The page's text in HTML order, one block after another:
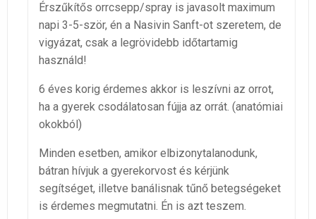
Érszűkítős orrcsepp/spray is javasolt maximum
napi 3-5-ször, én a Nasivin Sanft-ot szeretem, de
vigyázat, csak a legrövidebb időtartamig
használd!
6 éves korig érdemes akkor is leszívni az orrot,
ha a gyerek csodálatosan fújja az orrát. (anatómiai
okokból)
Minden esetben, amikor elbizonytalanodunk,
bátran hívjuk a gyerekorvost és kérjünk
segítséget, illetve banálisnak tűnő betegségeket
is érdemes megmutatni. Én is azt teszem.